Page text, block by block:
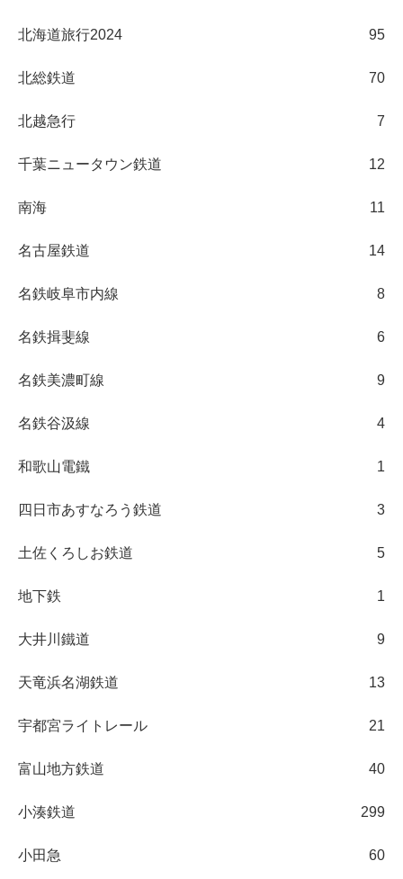
北海道旅行2024 95
北総鉄道 70
北越急行 7
千葉ニュータウン鉄道 12
南海 11
名古屋鉄道 14
名鉄岐阜市内線 8
名鉄揖斐線 6
名鉄美濃町線 9
名鉄谷汲線 4
和歌山電鐵 1
四日市あすなろう鉄道 3
土佐くろしお鉄道 5
地下鉄 1
大井川鐵道 9
天竜浜名湖鉄道 13
宇都宮ライトレール 21
富山地方鉄道 40
小湊鉄道 299
小田急 60